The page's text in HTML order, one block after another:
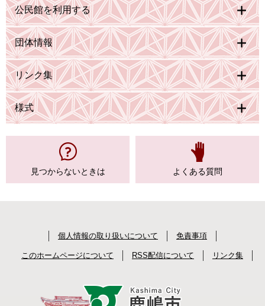
公民館を利用する
団体情報
リンク集
様式
見つからないときは よくある質問
個人情報の取り扱いについて 免責事項
このホームページについて RSS配信について リンク集